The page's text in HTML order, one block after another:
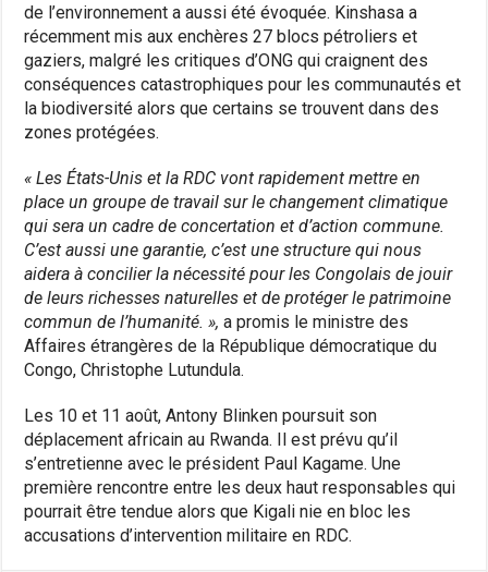
de l’environnement a aussi été évoquée. Kinshasa a
récemment mis aux enchères 27 blocs pétroliers et
gaziers, malgré les critiques d’ONG qui craignent des
conséquences catastrophiques pour les communautés et
la biodiversité alors que certains se trouvent dans des
zones protégées.
« Les États-Unis et la RDC vont rapidement mettre en
place un groupe de travail sur le changement climatique
qui sera un cadre de concertation et d’action commune.
C’est aussi une garantie, c’est une structure qui nous
aidera à concilier la nécessité pour les Congolais de jouir
de leurs richesses naturelles et de protéger le patrimoine
commun de l’humanité. », a promis le ministre des
Affaires étrangères de la République démocratique du
Congo, Christophe Lutundula.
Les 10 et 11 août, Antony Blinken poursuit son
déplacement africain au Rwanda. Il est prévu qu’il
s’entretienne avec le président Paul Kagame. Une
première rencontre entre les deux haut responsables qui
pourrait être tendue alors que Kigali nie en bloc les
accusations d’intervention militaire en RDC.